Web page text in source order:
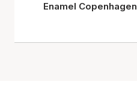
Enamel Copenhagen